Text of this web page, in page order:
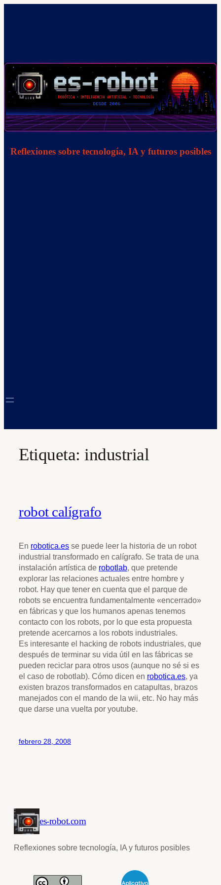
Reflexiones sobre tecnología, IA y futuros posibles
Etiqueta: industrial
robot calígrafo
En robotica.es se puede leer la historia de un robot
industrial transformado en calígrafo. Se trata de una
instalación artística de robotlab, que pretende
explorar las relaciones actuales entre hombre y
robot. Hay que tener en cuenta que el parque de
robots se encuentra fundamentalmente «encerrado»
en fábricas y que los humanos apenas tenemos
contacto con los robots, por lo que esta propuesta
pretende acercarnos a los robots industriales.
Es interesante el hacking de robots industriales, que
después de terminar su vida útil en las fábricas se
pueden reciclar para otros usos (aunque no sé si es
el caso de robotlab). Cómo dicen en robotica.es, ya
existen brazos transformados en catapultas, brazos
manejados con el mando de la wii, etc. No hay más
que darse una vuelta por youtube.
febrero 28, 2008
es-robot.com
Reflexiones sobre tecnología, IA y futuros posibles